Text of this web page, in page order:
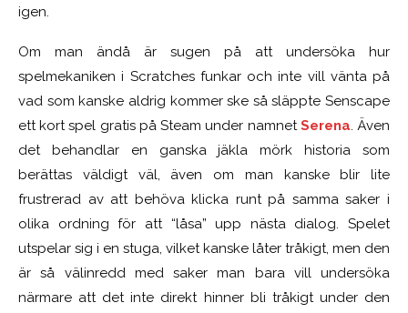
igen.
Om man ändå är sugen på att undersöka hur
spelmekaniken i Scratches funkar och inte vill vänta på
vad som kanske aldrig kommer ske så släppte Senscape
ett kort spel gratis på Steam under namnetSerena. Även
det behandlar en ganska jäkla mörk historia som
berättas väldigt väl, även om man kanske blir lite
frustrerad av att behöva klicka runt på samma saker i
olika ordning för att “låsa” upp nästa dialog. Spelet
utspelar sig i en stuga, vilket kanske låter tråkigt, men den
är så välinredd med saker man bara vill undersöka
närmare att det inte direkt hinner bli tråkigt under den